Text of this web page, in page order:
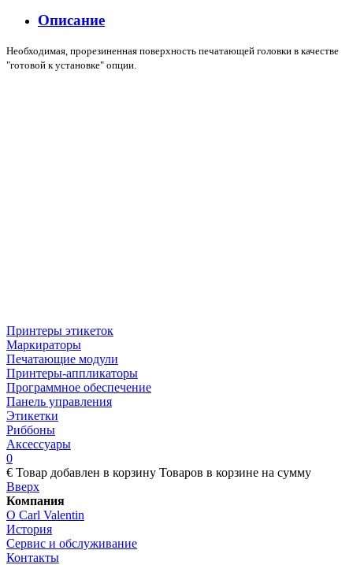
Описание
Необходимая, прорезиненная поверхность печатающей головки в качестве
"готовой к установке" опции.
Принтеры этикеток
Маркираторы
Печатающие модули
Принтеры-аппликаторы
Программное обеспечение
Панель управления
Этикетки
Риббоны
Аксессуары
0
€ Товар добавлен в корзину Товаров в корзине на сумму
Вверх
Компания
О Carl Valentin
История
Сервис и обслуживание
Контакты